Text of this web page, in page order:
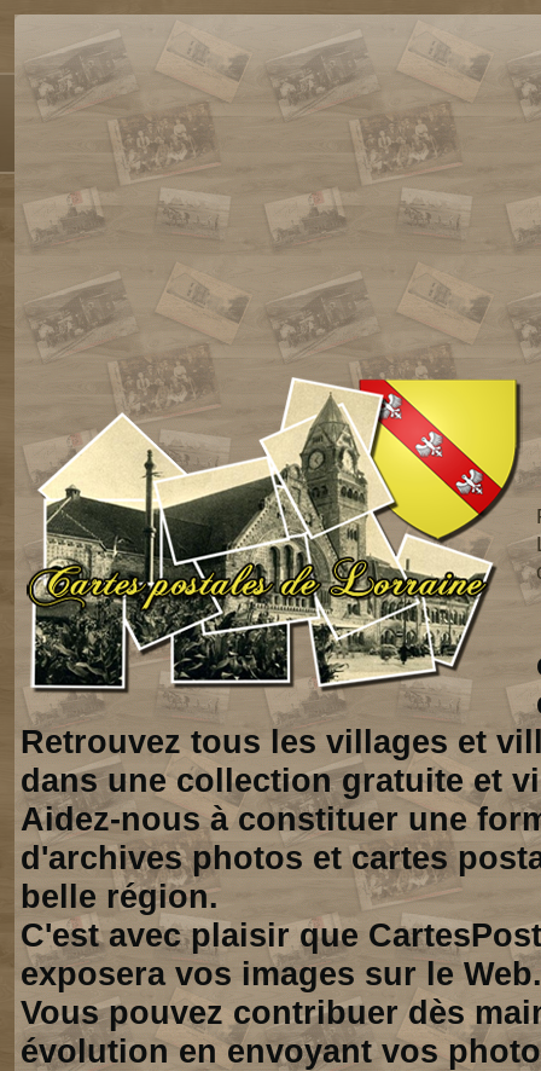
Retrouvez tous les villages et
dans une collection gratuite et
Aidez-nous à constituer une
d'archives photos et cartes
belle région.
C'est avec plaisir que
exposera vos images sur le Web.
Vous pouvez contribuer dès
évolution en envoyant vos